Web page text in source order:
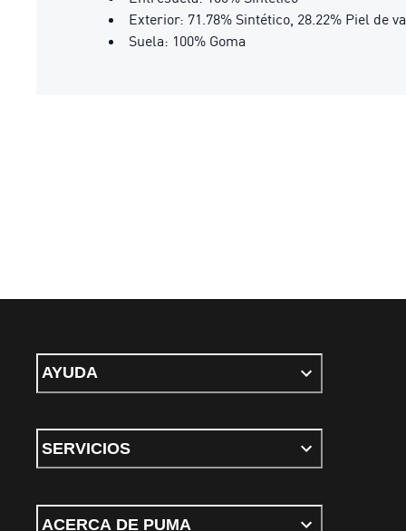
Exterior: 71.78% Sintético, 28.22% Piel de
Suela: 100% Goma
AYUDA
SERVICIOS
ACERCA DE PUMA